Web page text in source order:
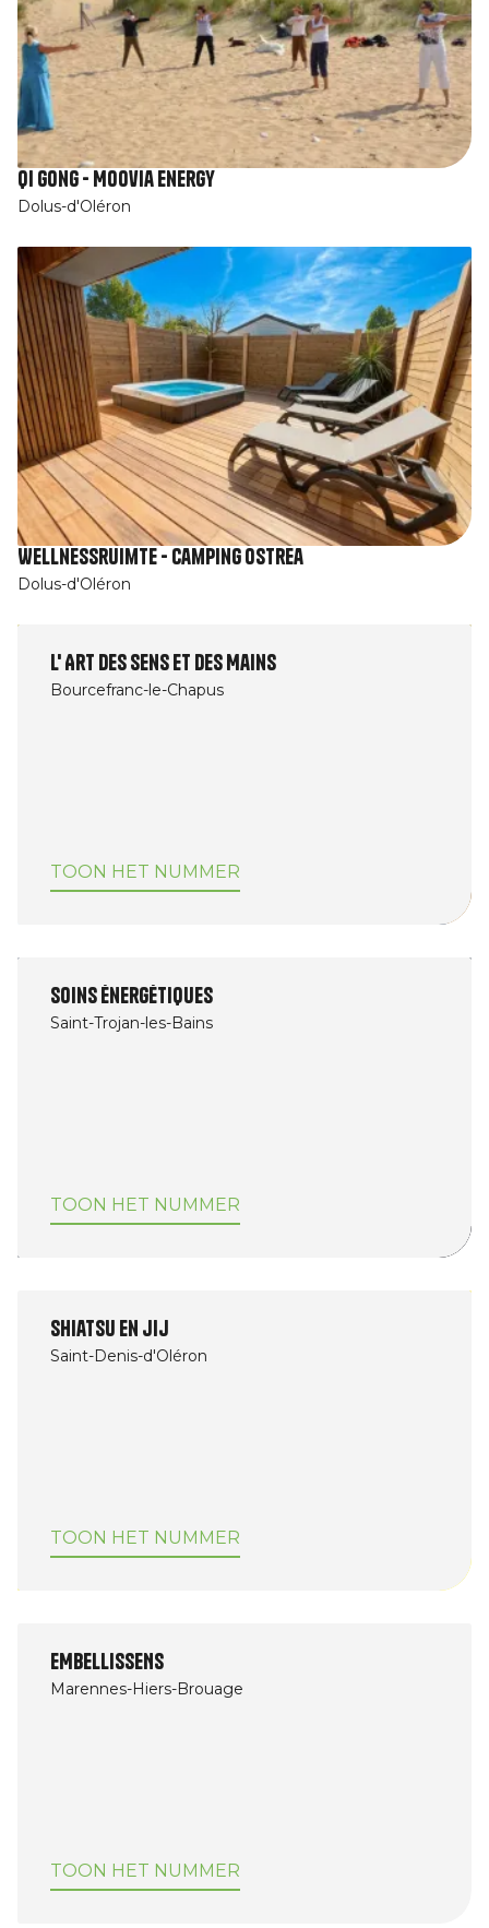
Qi Gong - Moovia energy
Dolus-d'Oléron
Wellnessruimte - Camping Ostrea
Dolus-d'Oléron
L' Art des Sens et des Mains
Bourcefranc-le-Chapus
TOON HET NUMMER
Soins énergétiques
Saint-Trojan-les-Bains
TOON HET NUMMER
Shiatsu en jij
Saint-Denis-d'Oléron
TOON HET NUMMER
EMBELLISSENS
Marennes-Hiers-Brouage
TOON HET NUMMER